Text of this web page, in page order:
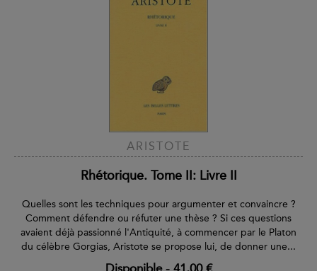
ARISTOTE
Rhétorique. Tome II: Livre II
Quelles sont les techniques pour argumenter et convaincre ?
Comment défendre ou réfuter une thèse ? Si ces questions
avaient déjà passionné l'Antiquité, à commencer par le Platon
du célèbre Gorgias, Aristote se propose lui, de donner une...